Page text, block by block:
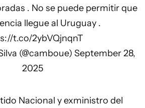
. No se puede permitir que
llegue al Uruguay .
t.co/2ybVQjnqnT
(@camboue) September 28,
2025
Nacional y exministro del